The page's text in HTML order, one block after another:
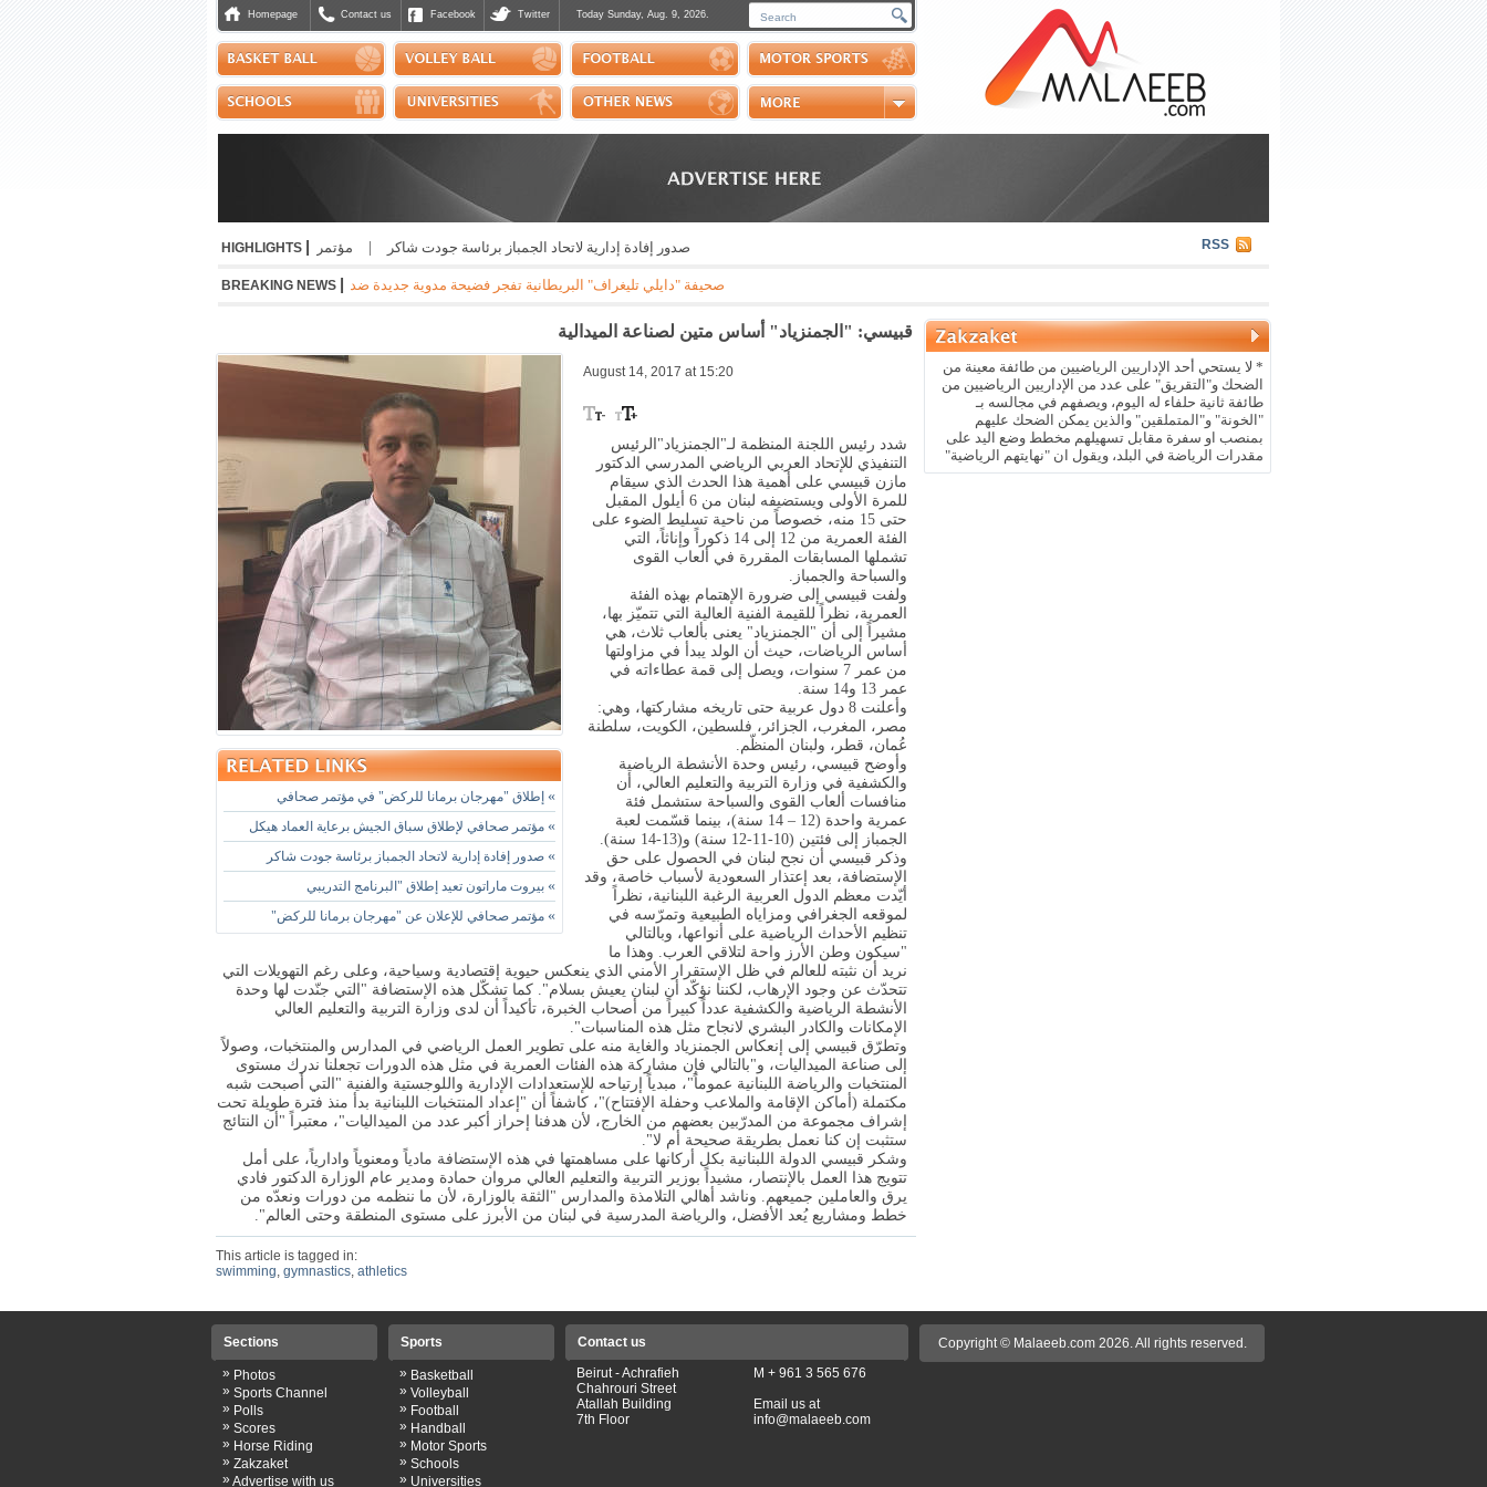
Homepage Contact us Facebook Twitter Today Sunday, Aug. 9, 2026.
Polls
Scores
Handball
HIGHLIGHTS |
مؤتمر صحافي لإطلاق سباق الجيش برعاية العماد هيكل | صدور إفادة إدارية لاتحاد الجمباز برئاسة جودت شاكر RSS
BREAKING NEWS |
صحيفة "دايلي تليغراف" البريطانية تفجر فضيحة مدوية جديدة ضد رئيس "فيفا" جياني اينفانتينو وتقول ان إمرأة كانت على علاقة
قبيسي: "الجمنزياد" أساس متين لصناعة الميدالية
» إطلاق "مهرجان برمانا للركض" في مؤتمر صحافي
» مؤتمر صحافي لإطلاق سباق الجيش برعاية العماد هيكل
» صدور إفادة إدارية لاتحاد الجمباز برئاسة جودت شاكر
» بيروت ماراتون تعيد إطلاق "البرنامج التدريبي
» مؤتمر صحافي للإعلان عن "مهرجان برمانا للركض"
August 14, 2017 at 15:20
شدد رئيس اللجنة المنظمة لـ"الجمنزياد"الرئيس
التنفيذي للإتحاد العربي الرياضي المدرسي الدكتور
مازن قبيسي على أهمية هذا الحدث الذي سيقام
للمرة الأولى ويستضيفه لبنان من 6 أيلول المقبل
حتى 15 منه، خصوصاً من ناحية تسليط الضوء على
الفئة العمرية من 12 إلى 14 ذكوراً وإناثاً، التي
تشملها المسابقات المقررة في ألعاب القوى
والسباحة والجمباز.
ولفت قبيسي إلى ضرورة الإهتمام بهذه الفئة
العمرية، نظراً للقيمة الفنية العالية التي تتميّز بها،
مشيراً إلى أن "الجمنزياد" يعنى بألعاب ثلاث، هي
أساس الرياضات، حيث أن الولد يبدأ في مزاولتها
من عمر 7 سنوات، ويصل إلى قمة عطاءاته في
عمر 13 و14 سنة.
وأعلنت 8 دول عربية حتى تاريخه مشاركتها، وهي:
مصر، المغرب، الجزائر، فلسطين، الكويت، سلطنة
عُمان، قطر، ولبنان المنظّم.
وأوضح قبيسي، رئيس وحدة الأنشطة الرياضية
والكشفية في وزارة التربية والتعليم العالي، أن
منافسات ألعاب القوى والسباحة ستشمل فئة
عمرية واحدة (12 – 14 سنة)، بينما قسّمت لعبة
الجمباز إلى فئتين (10-11-12 سنة) و(13-14 سنة).
وذكر قبيسي أن نجح لبنان في الحصول على حق
الإستضافة، بعد إعتذار السعودية لأسباب خاصة، وقد
أيّدت معظم الدول العربية الرغبة اللبنانية، نظراً
لموقعه الجغرافي ومزاياه الطبيعية وتمرّسه في
تنظيم الأحداث الرياضية على أنواعها، وبالتالي
"سيكون وطن الأرز واحة لتلاقي العرب. وهذا ما
نريد أن نثبته للعالم في ظل الإستقرار الأمني الذي ينعكس حيوية إقتصادية وسياحية، وعلى رغم التهويلات التي
تتحدّث عن وجود الإرهاب، لكننا نؤكّد أن لبنان يعيش بسلام". كما تشكّل هذه الإستضافة "التي جنّدت لها وحدة
الأنشطة الرياضية والكشفية عدداً كبيراً من أصحاب الخبرة، تأكيداً أن لدى وزارة التربية والتعليم العالي
الإمكانات والكادر البشري لانجاح مثل هذه المناسبات".
وتطرّق قبيسي إلى إنعكاس الجمنزياد والغاية منه على تطوير العمل الرياضي في المدارس والمنتخبات، وصولاً
إلى صناعة الميداليات، و"بالتالي فإن مشاركة هذه الفئات العمرية في مثل هذه الدورات تجعلنا ندرك مستوى
المنتخبات والرياضة اللبنانية عموماً"، مبدياً إرتياحه للإستعدادات الإدارية واللوجستية والفنية "التي أصبحت شبه
مكتملة (أماكن الإقامة والملاعب وحفلة الإفتتاح)"، كاشفاً أن "إعداد المنتخبات اللبنانية بدأ منذ فترة طويلة تحت
إشراف مجموعة من المدرّبين بعضهم من الخارج، لأن هدفنا إحراز أكبر عدد من الميداليات"، معتبراً "أن النتائج
ستثبت إن كنا نعمل بطريقة صحيحة أم لا".
وشكر قبيسي الدولة اللبنانية بكل أركانها على مساهمتها في هذه الإستضافة مادياً ومعنوياً وادارياً، على أمل
تتويج هذا العمل بالإنتصار، مشيداً بوزير التربية والتعليم العالي مروان حمادة ومدير عام الوزارة الدكتور فادي
يرق والعاملين جميعهم. وناشد أهالي التلامذة والمدارس "الثقة بالوزارة، لأن ما ننظمه من دورات ونعدّه من
خطط ومشاريع يُعد الأفضل، والرياضة المدرسية في لبنان من الأبرز على مستوى المنطقة وحتى العالم".
This article is tagged in:
swimming, gymnastics, athletics
* لا يستحي أحد الإداريين الرياضيين من طائفة معينة من
الضحك و"التقريق" على عدد من الإداريين الرياضيين من
طائفة ثانية حلفاء له اليوم، ويصفهم في مجالسه بـ
"الخونة" و"المتملقين" والذين يمكن الضحك عليهم
بمنصب او سفرة مقابل تسهيلهم مخطط وضع اليد على
مقدرات الرياضة في البلد، ويقول ان "نهايتهم الرياضية"
Sections
» Photos
» Sports Channel
» Polls
» Scores
» Horse Riding
» Zakzaket
» Advertise with us
Sports
» Basketball
» Volleyball
» Football
» Handball
» Motor Sports
» Schools
» Universities
Contact us
Beirut - Achrafieh
Chahrouri Street
Atallah Building
7th Floor
M + 961 3 565 676
Email us at
info@malaeeb.com
Copyright © Malaeeb.com 2026. All rights reserved.